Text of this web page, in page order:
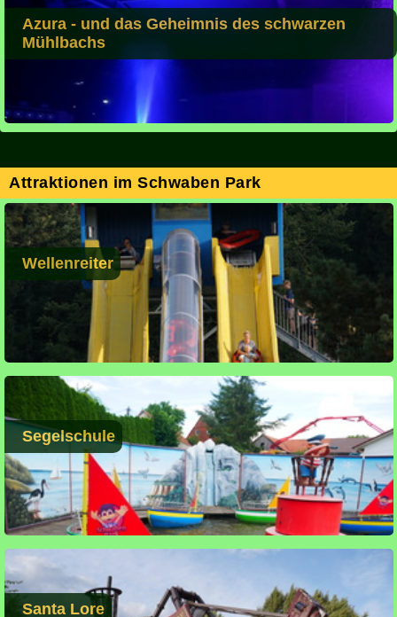
Azura - und das Geheimnis des schwarzen
Mühlbachs
Attraktionen im Schwaben Park
Wellenreiter
Segelschule
Santa Lore